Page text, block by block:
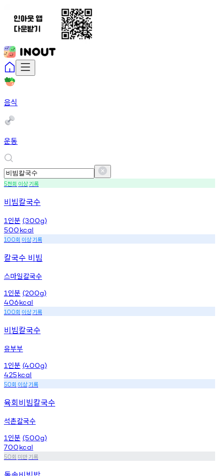
음식
운동
5천회 이상기록
비빔칼국수
1 인분 (300g)
500kcal
100회 이상기록
칼국수 비빔
스마일칼국수
1 인분 (200g)
406kcal
100회 이상기록
비빔칼국수
유부부
1 인분 (400g)
425kcal
50회 이상기록
육회비빔칼국수
석촌칼국수
1 인분 (500g)
700kcal
50회 미만기록